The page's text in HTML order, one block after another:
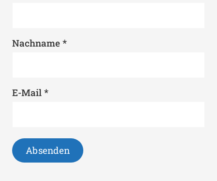
Nachname *
E-Mail *